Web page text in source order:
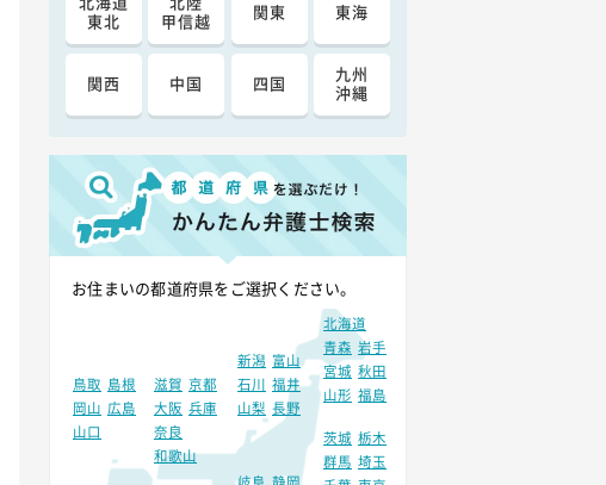
東北
甲信越
関東 東海
関西 中国 四国
九州
沖縄
お住まいの都道府県をご選択ください。
北海道
青森 岩手
宮城 秋田
山形 福島
新潟
富山
石川
福井
山梨 長野
茨城 栃木
群馬 埼玉
岐阜
静岡
滋賀 京都
大阪 兵庫
奈良
和歌山
鳥取
島根
岡山
広島
山口